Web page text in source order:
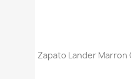
Zapato Lander Marron